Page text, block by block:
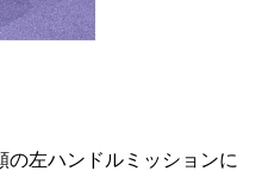
の左ハンドルミッションに